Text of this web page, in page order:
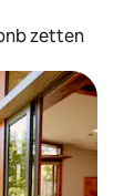
zetten